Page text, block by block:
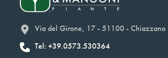
Via del Girone, 17 - 51100 - Chiazzano
Tel: +39.0573.530364